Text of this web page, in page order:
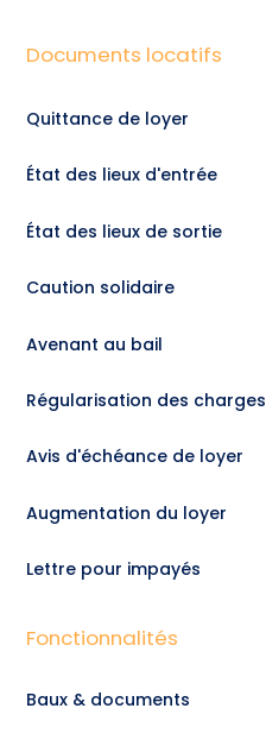
Documents locatifs
Quittance de loyer
État des lieux d'entrée
État des lieux de sortie
Caution solidaire
Avenant au bail
Régularisation des charges
Avis d'échéance de loyer
Augmentation du loyer
Lettre pour impayés
Fonctionnalités
Baux & documents